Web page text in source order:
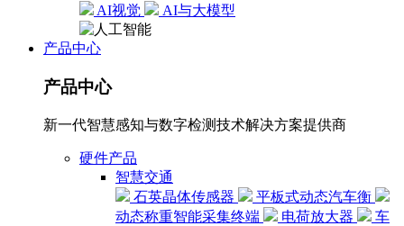
AI视觉
AI与大模型
产品中心
产品中心
新一代智慧感知与数字检测技术解决方案提供商
硬件产品
智慧交通
石英晶体传感器
平板式动态汽车衡
动态称重智能采集终端
电荷放大器
车